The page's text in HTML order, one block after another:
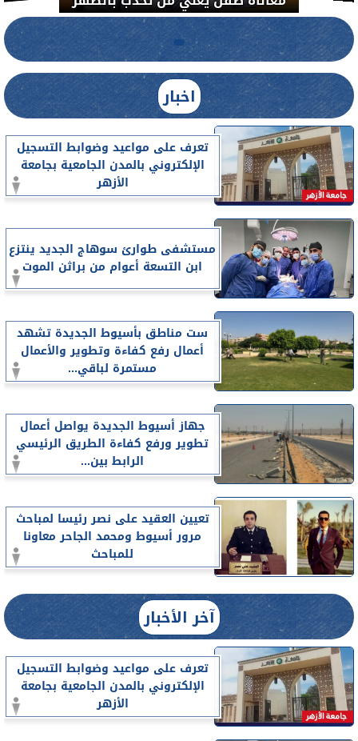
اخبار
تعرف على مواعيد وضوابط التسجيل
الإلكتروني بالمدن الجامعية بجامعة
الأزهر
مستشفى طوارئ سوهاج الجديد ينتزع
ابن التسعة أعوام من براثن الموت
ست مناطق بأسيوط الجديدة تشهد
أعمال رفع كفاءة وتطوير والأعمال
مستمرة لباقي...
جهاز أسيوط الجديدة يواصل أعمال
تطوير ورفع كفاءة الطريق الرئيسي
الرابط بين...
تعيين العقيد على نصر رئيسا لمباحث
مرور أسيوط ومحمد الجاحر معاونا
للمباحث
آخر الأخبار
تعرف على مواعيد وضوابط التسجيل
الإلكتروني بالمدن الجامعية بجامعة
الأزهر